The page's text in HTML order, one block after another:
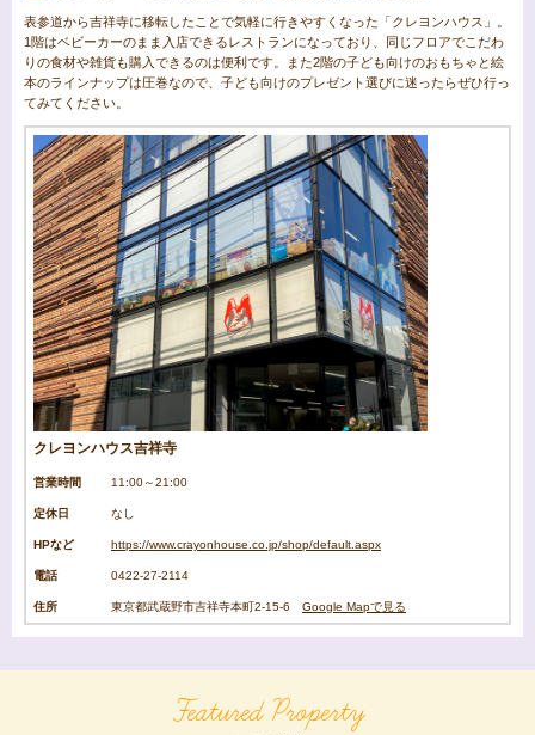
表参道から吉祥寺に移転したことで気軽に行きやすくなった「クレヨンハウス」。
1階はベビーカーのまま入店できるレストランになっており、同じフロアでこだわ
りの食材や雑貨も購入できるのは便利です。また2階の子ども向けのおもちゃと絵
本のラインナップは圧巻なので、子ども向けのプレゼント選びに迷ったらぜひ行っ
てみてください。
クレヨンハウス吉祥寺
営業時間 11:00～21:00
定休日 なし
HPなど https://www.crayonhouse.co.jp/shop/default.aspx
電話 0422-27-2114
住所 東京都武蔵野市吉祥寺本町2-15-6 Google Mapで見る
Featured Property